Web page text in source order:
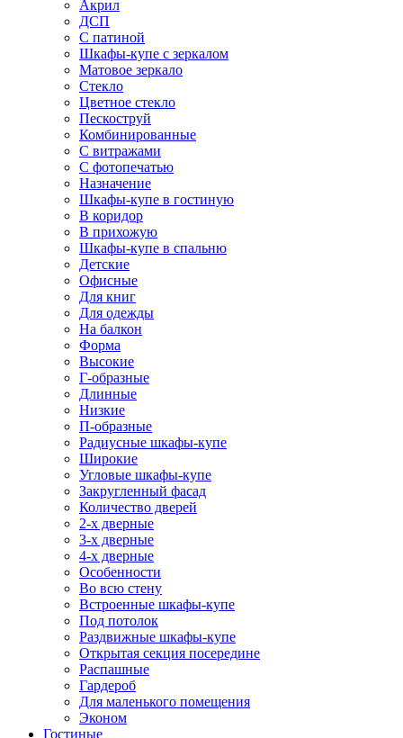
Акрил
ДСП
С патиной
Шкафы-купе с зеркалом
Матовое зеркало
Стекло
Цветное стекло
Пескоструй
Комбинированные
С витражами
С фотопечатью
Назначение
Шкафы-купе в гостиную
В коридор
В прихожую
Шкафы-купе в спальню
Детские
Офисные
Для книг
Для одежды
На балкон
Форма
Высокие
Г-образные
Длинные
Низкие
П-образные
Радиусные шкафы-купе
Широкие
Угловые шкафы-купе
Закругленный фасад
Количество дверей
2-х дверные
3-х дверные
4-х дверные
Особенности
Во всю стену
Встроенные шкафы-купе
Под потолок
Раздвижные шкафы-купе
Открытая секция посередине
Распашные
Гардероб
Для маленького помещения
Эконом
Гостиные